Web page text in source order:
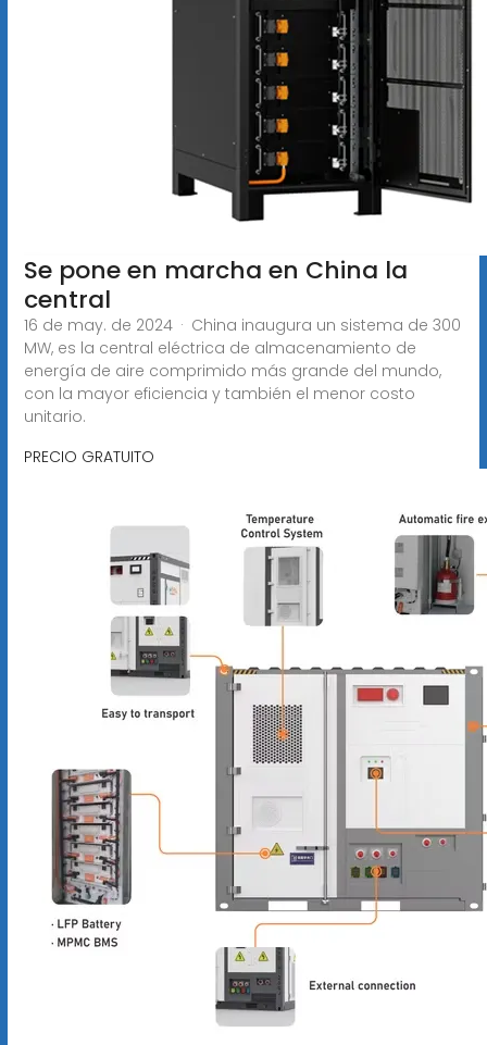
Se pone en marcha en China la
central
16 de may. de 2024 · China inaugura un sistema de 300
MW, es la central eléctrica de almacenamiento de
energía de aire comprimido más grande del mundo,
con la mayor eficiencia y también el menor costo
unitario.
PRECIO GRATUITO